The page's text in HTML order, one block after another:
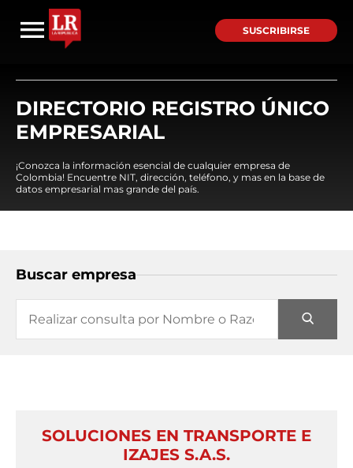
SUSCRIBIRSE
DIRECTORIO REGISTRO ÚNICO
EMPRESARIAL
¡Conozca la información esencial de cualquier empresa de
Colombia! Encuentre NIT, dirección, teléfono, y mas en la base de
datos empresarial mas grande del país.
Buscar empresa
SOLUCIONES EN TRANSPORTE E
IZAJES S.A.S.